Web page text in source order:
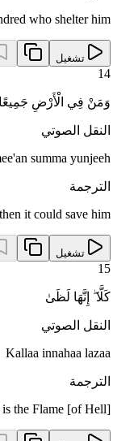
who shelter him
تشغيل
14
وَمَنْ فِي الْأَرْضِ جَمِيعًا
النقل الصوتي
summa yunjeeh
الترجمة
it could save him.
تشغيل
15
كَلَّا ۖ إِنَّهَا لَظَىٰ
النقل الصوتي
Kallaa innahaa lazaa
الترجمة
the Flame [of Hell],